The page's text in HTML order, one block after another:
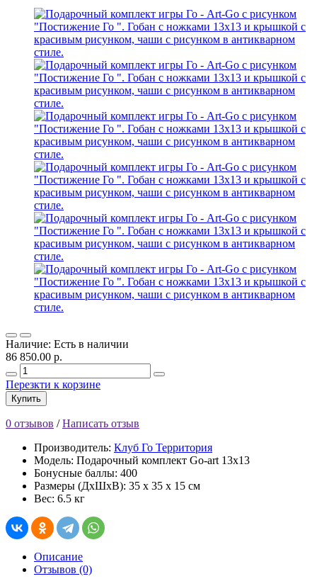
Наличие: Есть в наличии
86 850.00 р.
Перезкти к корзине
Купить
0 отзывов /Написать отзыв
Производитель: Клуб Го Территория
Модель: Подарочный комплект Go-art 13х13
Бонусные баллы: 400
Размеры (ДхШхВ): 35 x 35 x 15 см
Вес: 6.5 кг
Описание
Отзывов (0)